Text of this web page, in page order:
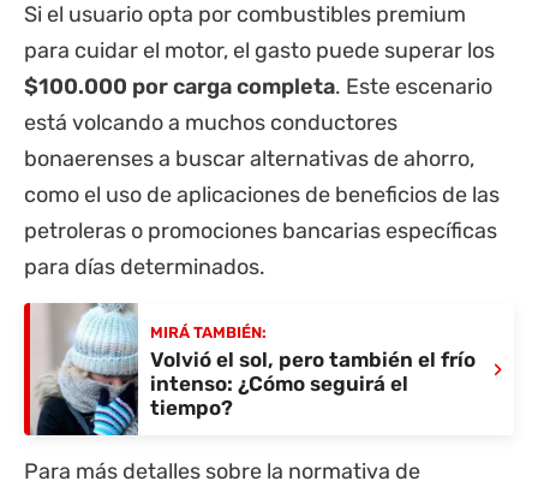
Si el usuario opta por combustibles premium
para cuidar el motor, el gasto puede superar los
$100.000 por carga completa. Este escenario
está volcando a muchos conductores
bonaerenses a buscar alternativas de ahorro,
como el uso de aplicaciones de beneficios de las
petroleras o promociones bancarias específicas
para días determinados.
MIRÁ TAMBIÉN:
Volvió el sol, pero también el frío
intenso: ¿Cómo seguirá el
tiempo?
›
Para más detalles sobre la normativa de